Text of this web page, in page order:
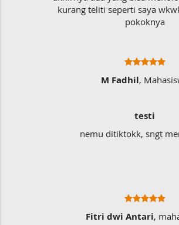
kurang teliti seperti saya wkwk.
pokoknya
M Fadhil, Mahasiswa
nemu ditiktokk, sngt membantu
Fitri dwi Antari , mahasiswa